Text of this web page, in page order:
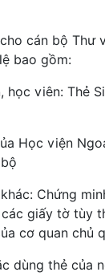
cán bộ Thư
bao gồm:
viên: Thẻ
Học viện
Chứng
giấy tờ tùy
cơ quan chủ
dùng thẻ của